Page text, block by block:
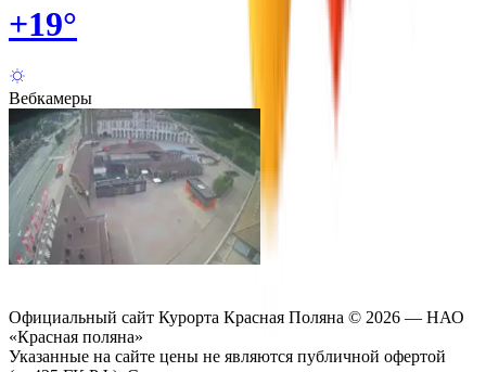
+19°
Вебкамеры
Официальный сайт Курорта Красная Поляна © 2026 — НАО
«Красная поляна»
Указанные на сайте цены не являются публичной офертой